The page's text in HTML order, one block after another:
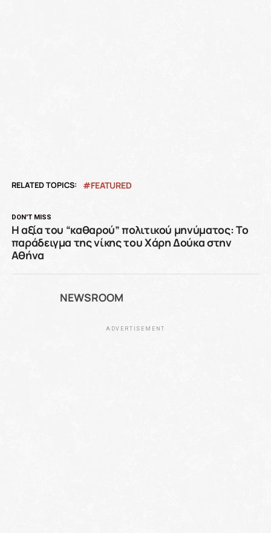
RELATED TOPICS: FEATURED
DON'T MISS
Η αξία του “καθαρού” πολιτικού μηνύματος: Το
παράδειγμα της νίκης του Χάρη Δούκα στην
Αθήνα
NEWSROOM
ADVERTISEMENT